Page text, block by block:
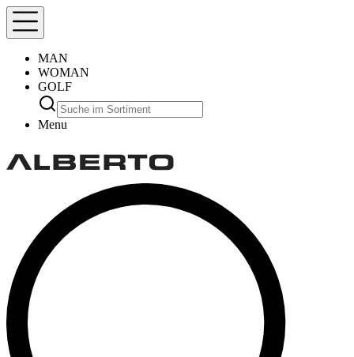
MAN
WOMAN
GOLF
Menu